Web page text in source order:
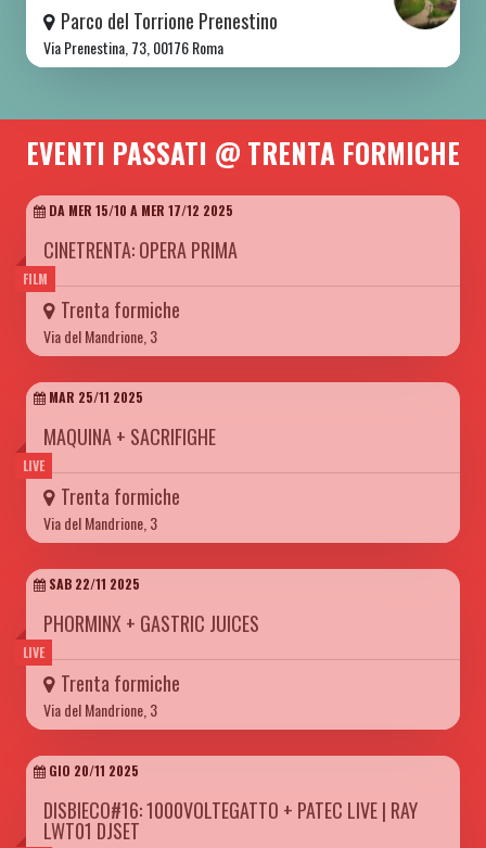
Parco del Torrione Prenestino
Via Prenestina, 73, 00176 Roma
EVENTI PASSATI @ TRENTA FORMICHE
FILM
DA MER 15/10 A MER 17/12 2025
CINETRENTA: OPERA PRIMA
Trenta formiche
Via del Mandrione, 3
LIVE
MAR 25/11 2025
MAQUINA + SACRIFIGHE
Trenta formiche
Via del Mandrione, 3
LIVE
SAB 22/11 2025
PHORMINX + GASTRIC JUICES
Trenta formiche
Via del Mandrione, 3
GIO 20/11 2025
DISBIECO#16: 1000VOLTEGATTO + PATEC LIVE | RAY
LWT01 DJSET